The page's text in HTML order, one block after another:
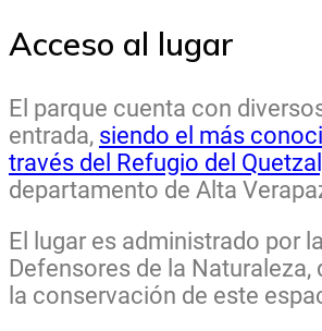
Acceso al lugar
El parque cuenta con
entrada, siendo el más
través del Refugio del
departamento de Alta
El lugar es administrado por
Defensores de la Naturaleza,
la conservación de este